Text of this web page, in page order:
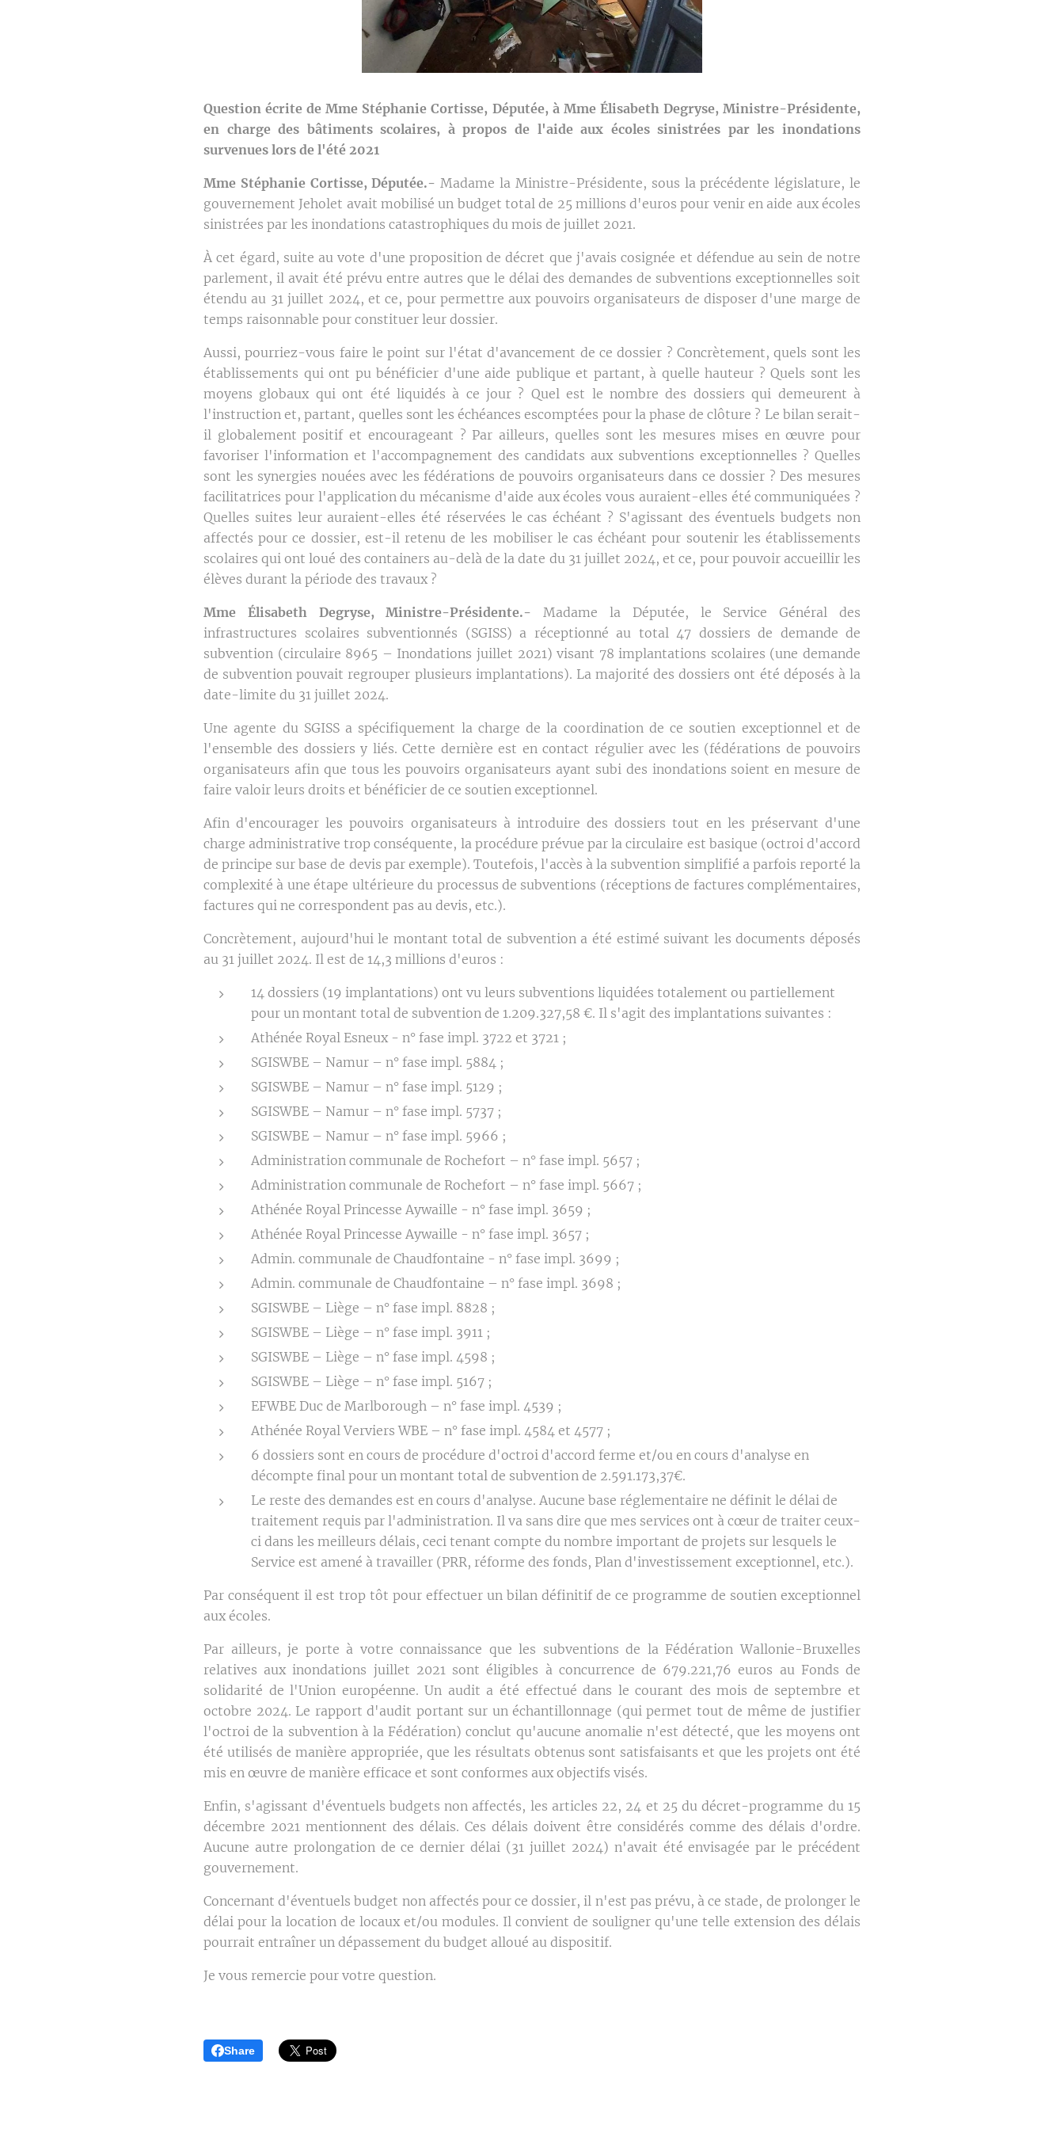
Question écrite de Mme Stéphanie Cortisse, Députée, à Mme Élisabeth Degryse, Ministre-Présidente,
en charge des bâtiments scolaires, à propos de l'aide aux écoles sinistrées par les inondations
survenues lors de l'été 2021
Mme Stéphanie Cortisse, Députée.- Madame la Ministre-Présidente, sous la précédente législature, le
gouvernement Jeholet avait mobilisé un budget total de 25 millions d'euros pour venir en aide aux écoles
sinistrées par les inondations catastrophiques du mois de juillet 2021.
À cet égard, suite au vote d'une proposition de décret que j'avais cosignée et défendue au sein de notre
parlement, il avait été prévu entre autres que le délai des demandes de subventions exceptionnelles soit
étendu au 31 juillet 2024, et ce, pour permettre aux pouvoirs organisateurs de disposer d'une marge de
temps raisonnable pour constituer leur dossier.
Aussi, pourriez-vous faire le point sur l'état d'avancement de ce dossier ? Concrètement, quels sont les
établissements qui ont pu bénéficier d'une aide publique et partant, à quelle hauteur ? Quels sont les
moyens globaux qui ont été liquidés à ce jour ? Quel est le nombre des dossiers qui demeurent à
l'instruction et, partant, quelles sont les échéances escomptées pour la phase de clôture ? Le bilan serait-
il globalement positif et encourageant ? Par ailleurs, quelles sont les mesures mises en œuvre pour
favoriser l'information et l'accompagnement des candidats aux subventions exceptionnelles ? Quelles
sont les synergies nouées avec les fédérations de pouvoirs organisateurs dans ce dossier ? Des mesures
facilitatrices pour l'application du mécanisme d'aide aux écoles vous auraient-elles été communiquées ?
Quelles suites leur auraient-elles été réservées le cas échéant ? S'agissant des éventuels budgets non
affectés pour ce dossier, est-il retenu de les mobiliser le cas échéant pour soutenir les établissements
scolaires qui ont loué des containers au-delà de la date du 31 juillet 2024, et ce, pour pouvoir accueillir les
élèves durant la période des travaux ?
Mme Élisabeth Degryse, Ministre-Présidente.- Madame la Députée, le Service Général des
infrastructures scolaires subventionnés (SGISS) a réceptionné au total 47 dossiers de demande de
subvention (circulaire 8965 – Inondations juillet 2021) visant 78 implantations scolaires (une demande
de subvention pouvait regrouper plusieurs implantations). La majorité des dossiers ont été déposés à la
date-limite du 31 juillet 2024.
Une agente du SGISS a spécifiquement la charge de la coordination de ce soutien exceptionnel et de
l'ensemble des dossiers y liés. Cette dernière est en contact régulier avec les (fédérations de pouvoirs
organisateurs afin que tous les pouvoirs organisateurs ayant subi des inondations soient en mesure de
faire valoir leurs droits et bénéficier de ce soutien exceptionnel.
Afin d'encourager les pouvoirs organisateurs à introduire des dossiers tout en les préservant d'une
charge administrative trop conséquente, la procédure prévue par la circulaire est basique (octroi d'accord
de principe sur base de devis par exemple). Toutefois, l'accès à la subvention simplifié a parfois reporté la
complexité à une étape ultérieure du processus de subventions (réceptions de factures complémentaires,
factures qui ne correspondent pas au devis, etc.).
Concrètement, aujourd'hui le montant total de subvention a été estimé suivant les documents déposés
au 31 juillet 2024. Il est de 14,3 millions d'euros :
14 dossiers (19 implantations) ont vu leurs subventions liquidées totalement ou partiellement
pour un montant total de subvention de 1.209.327,58 €. Il s'agit des implantations suivantes :
Athénée Royal Esneux - n° fase impl. 3722 et 3721 ;
SGISWBE – Namur – n° fase impl. 5884 ;
SGISWBE – Namur – n° fase impl. 5129 ;
SGISWBE – Namur – n° fase impl. 5737 ;
SGISWBE – Namur – n° fase impl. 5966 ;
Administration communale de Rochefort – n° fase impl. 5657 ;
Administration communale de Rochefort – n° fase impl. 5667 ;
Athénée Royal Princesse Aywaille - n° fase impl. 3659 ;
Athénée Royal Princesse Aywaille - n° fase impl. 3657 ;
Admin. communale de Chaudfontaine - n° fase impl. 3699 ;
Admin. communale de Chaudfontaine – n° fase impl. 3698 ;
SGISWBE – Liège – n° fase impl. 8828 ;
SGISWBE – Liège – n° fase impl. 3911 ;
SGISWBE – Liège – n° fase impl. 4598 ;
SGISWBE – Liège – n° fase impl. 5167 ;
EFWBE Duc de Marlborough – n° fase impl. 4539 ;
Athénée Royal Verviers WBE – n° fase impl. 4584 et 4577 ;
6 dossiers sont en cours de procédure d'octroi d'accord ferme et/ou en cours d'analyse en
décompte final pour un montant total de subvention de 2.591.173,37€.
Le reste des demandes est en cours d'analyse. Aucune base réglementaire ne définit le délai de
traitement requis par l'administration. Il va sans dire que mes services ont à cœur de traiter ceux-
ci dans les meilleurs délais, ceci tenant compte du nombre important de projets sur lesquels le
Service est amené à travailler (PRR, réforme des fonds, Plan d'investissement exceptionnel, etc.).
Par conséquent il est trop tôt pour effectuer un bilan définitif de ce programme de soutien exceptionnel
aux écoles.
Par ailleurs, je porte à votre connaissance que les subventions de la Fédération Wallonie-Bruxelles
relatives aux inondations juillet 2021 sont éligibles à concurrence de 679.221,76 euros au Fonds de
solidarité de l'Union européenne. Un audit a été effectué dans le courant des mois de septembre et
octobre 2024. Le rapport d'audit portant sur un échantillonnage (qui permet tout de même de justifier
l'octroi de la subvention à la Fédération) conclut qu'aucune anomalie n'est détecté, que les moyens ont
été utilisés de manière appropriée, que les résultats obtenus sont satisfaisants et que les projets ont été
mis en œuvre de manière efficace et sont conformes aux objectifs visés.
Enfin, s'agissant d'éventuels budgets non affectés, les articles 22, 24 et 25 du décret-programme du 15
décembre 2021 mentionnent des délais. Ces délais doivent être considérés comme des délais d'ordre.
Aucune autre prolongation de ce dernier délai (31 juillet 2024) n'avait été envisagée par le précédent
gouvernement.
Concernant d'éventuels budget non affectés pour ce dossier, il n'est pas prévu, à ce stade, de prolonger le
délai pour la location de locaux et/ou modules. Il convient de souligner qu'une telle extension des délais
pourrait entraîner un dépassement du budget alloué au dispositif.
Je vous remercie pour votre question.
Share